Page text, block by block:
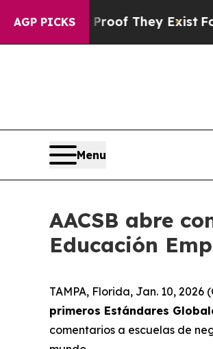
AGP PICKS
no Proof They ExistFox News
Menu
AACSB abre
Educación
TAMPA, Florida, Jan. 10,
primeros Estándares
comentarios a escuelas de